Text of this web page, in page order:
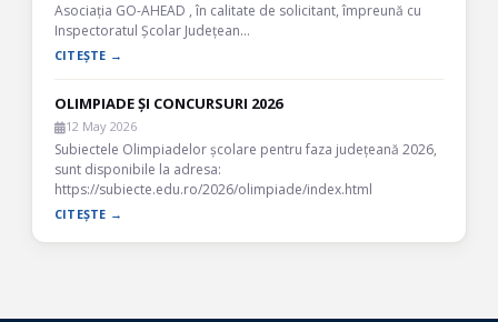
Asociația GO-AHEAD , în calitate de solicitant, împreună cu
Inspectoratul Școlar Județean…
CITEȘTE →
OLIMPIADE ȘI CONCURSURI 2026
12 May 2026
Subiectele Olimpiadelor școlare pentru faza județeană 2026,
sunt disponibile la adresa:
https://subiecte.edu.ro/2026/olimpiade/index.html
CITEȘTE →